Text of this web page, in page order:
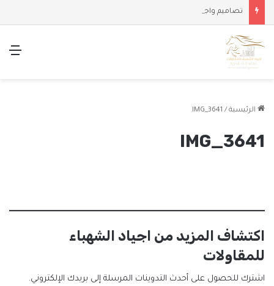
تصاميم واجهات وملاحق حديثة
الرئيسية /
IMG_3641
IMG_3641
اكتشاف المزيد من اجياد الشهباء
للمقاولات
اشترك للحصول على أحدث التدوينات المرسلة إلى بريدك الإلكتروني.